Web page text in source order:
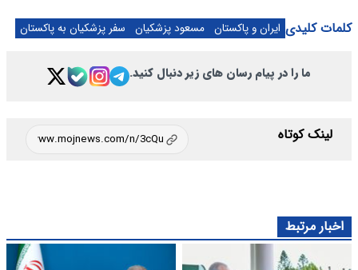
کلمات کلیدی ایران و پاکستان مسعود پزشکیان سفر پزشکیان به پاکستان
ما را در پیام رسان های زیر دنبال کنید.
لینک کوتاه
اخبار مرتبط